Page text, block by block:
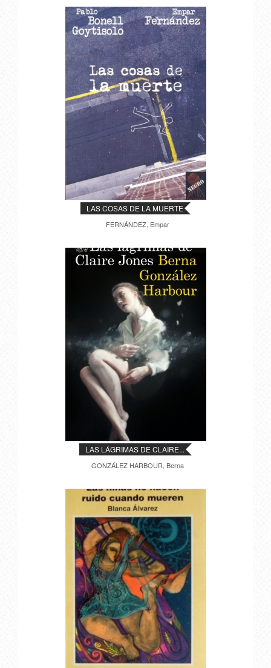
LAS COSAS DE LA MUERTE
FERNÁNDEZ, Empar
LAS LÁGRIMAS DE CLAIRE...
GONZÁLEZ HARBOUR, Berna